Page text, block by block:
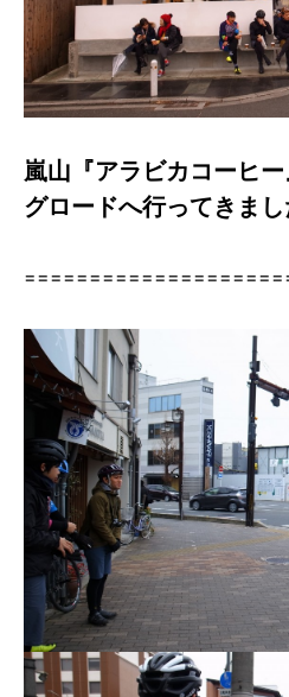
嵐山『アラビカコーヒ
グロードへ行ってきまし